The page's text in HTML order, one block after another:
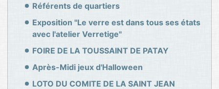
Référents de quartiers
Exposition "Le verre est dans tous ses états
avec l'atelier Verretige"
FOIRE DE LA TOUSSAINT DE PATAY
Après-Midi jeux d'Halloween
LOTO DU COMITE DE LA SAINT JEAN